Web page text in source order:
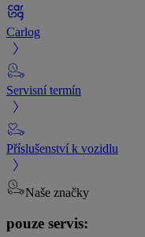
Carlog
Servisní termín
Příslušenství k vozidlu
Naše značky
pouze servis: